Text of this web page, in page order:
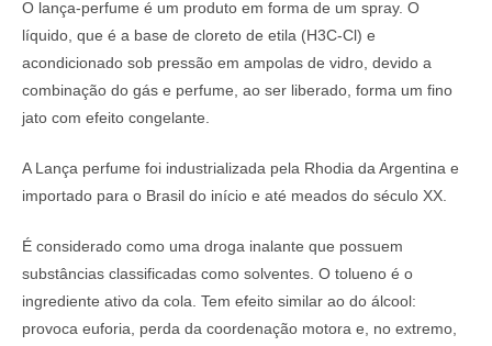
O lança-perfume é um produto em forma de um spray. O
líquido, que é a base de cloreto de etila (H3C-Cl) e
acondicionado sob pressão em ampolas de vidro, devido a
combinação do gás e perfume, ao ser liberado, forma um fino
jato com efeito congelante.
A Lança perfume foi industrializada pela Rhodia da Argentina e
importado para o Brasil do início e até meados do século XX.
É considerado como uma droga inalante que possuem
substâncias classificadas como solventes. O tolueno é o
ingrediente ativo da cola. Tem efeito similar ao do álcool:
provoca euforia, perda da coordenação motora e, no extremo,